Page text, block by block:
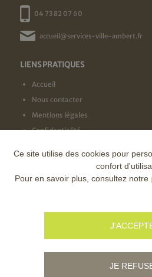
04 73 82 07 60
accueil@services-ville-ambert.fr
LIENS PRATIQUES
Accueil
Nous contacter
Mentions légales
Confidentialité
NOS LABELS
Ce site utilise des cookies pour
confort
Pour en savoir plus, consultez notre
JE